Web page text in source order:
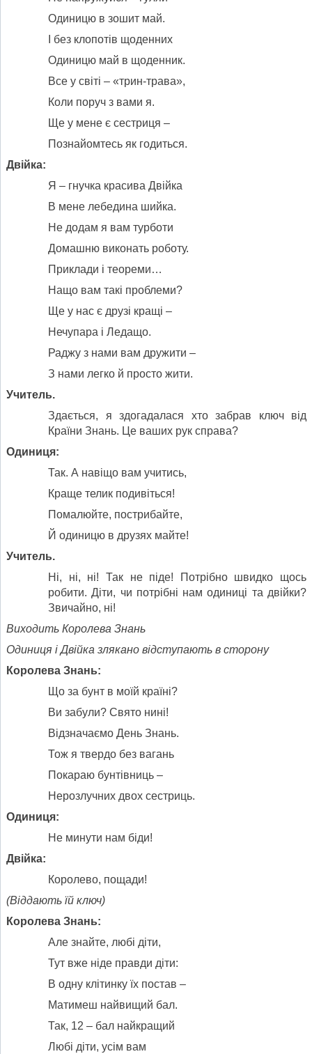
Одиницю в зошит май.
І без клопотів щоденних
Одиницю май в щоденник.
Все у світі – «трин-трава»,
Коли поруч з вами я.
Ще у мене є сестриця –
Познайомтесь як годиться.
Двійка:
Я – гнучка красива Двійка
В мене лебедина шийка.
Не додам я вам турботи
Домашню виконать роботу.
Приклади і теореми…
Нащо вам такі проблеми?
Ще у нас є друзі кращі –
Нечупара і Ледащо.
Раджу з нами вам дружити –
З нами легко й просто жити.
Учитель.
Здається, я здогадалася хто забрав ключ від
Країни Знань. Це ваших рук справа?
Одиниця:
Так. А навіщо вам учитись,
Краще телик подивіться!
Помалюйте, пострибайте,
Й одиницю в друзях майте!
Учитель.
Ні, ні, ні! Так не піде! Потрібно швидко щось
робити. Діти, чи потрібні нам одиниці та двійки?
Звичайно, ні!
Виходить Королева Знань
Одиниця і Двійка злякано відступають в сторону
Королева Знань:
Що за бунт в моїй країні?
Ви забули? Свято нині!
Відзначаємо День Знань.
Тож я твердо без вагань
Покараю бунтівниць –
Нерозлучних двох сестриць.
Одиниця:
Не минути нам біди!
Двійка:
Королево, пощади!
(Віддають їй ключ)
Королева Знань:
Але знайте, любі діти,
Тут вже ніде правди діти:
В одну клітинку їх постав –
Матимеш найвищий бал.
Так, 12 – бал найкращий
Любі діти, усім вам